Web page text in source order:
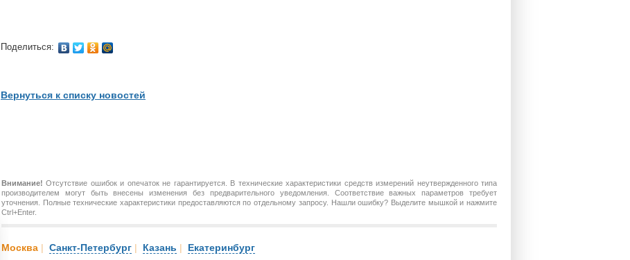
Поделиться:
Вернуться к списку новостей
Внимание! Отсутствие ошибок и опечаток не гарантируется. В технические характеристики средств измерений неутвержденного типа
производителем могут быть внесены изменения без предварительного уведомления. Соответствие важных параметров требует
уточнения. Полные технические характеристики предоставляются по отдельному запросу. Нашли ошибку? Выделите мышкой и нажмите
Ctrl+Enter.
Москва | Санкт-Петербург | Казань | Екатеринбург